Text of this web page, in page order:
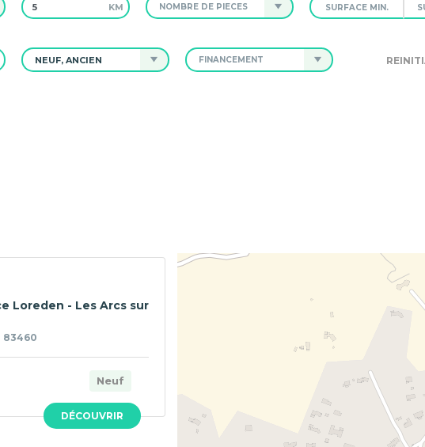
KM NOMBRE DE PIÈCES
NEUF, ANCIEN FINANCEMENT
DÉCOUVRIR
Loreden - Les Arcs sur
83460
Neuf